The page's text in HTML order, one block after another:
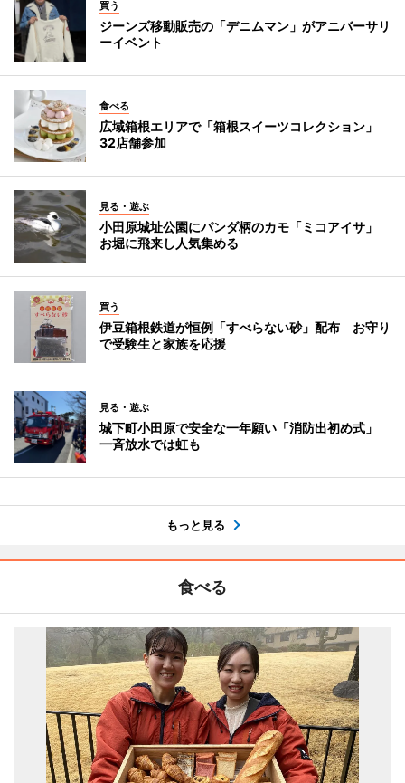
買う
ジーンズ移動販売の「デニムマン」がアニバーサリ
ーイベント
食べる
広域箱根エリアで「箱根スイーツコレクション」
32店舗参加
見る・遊ぶ
小田原城址公園にパンダ柄のカモ「ミコアイサ」
お堀に飛来し人気集める
買う
伊豆箱根鉄道が恒例「すべらない砂」配布 お守り
で受験生と家族を応援
見る・遊ぶ
城下町小田原で安全な一年願い「消防出初め式」
一斉放水では虹も
もっと見る
食べる